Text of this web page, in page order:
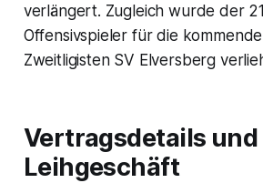
verlängert. Zugleich wurde der
Offensivspieler für die
Zweitligisten SV Elversberg
Vertragsdetails und
Leihgeschäft